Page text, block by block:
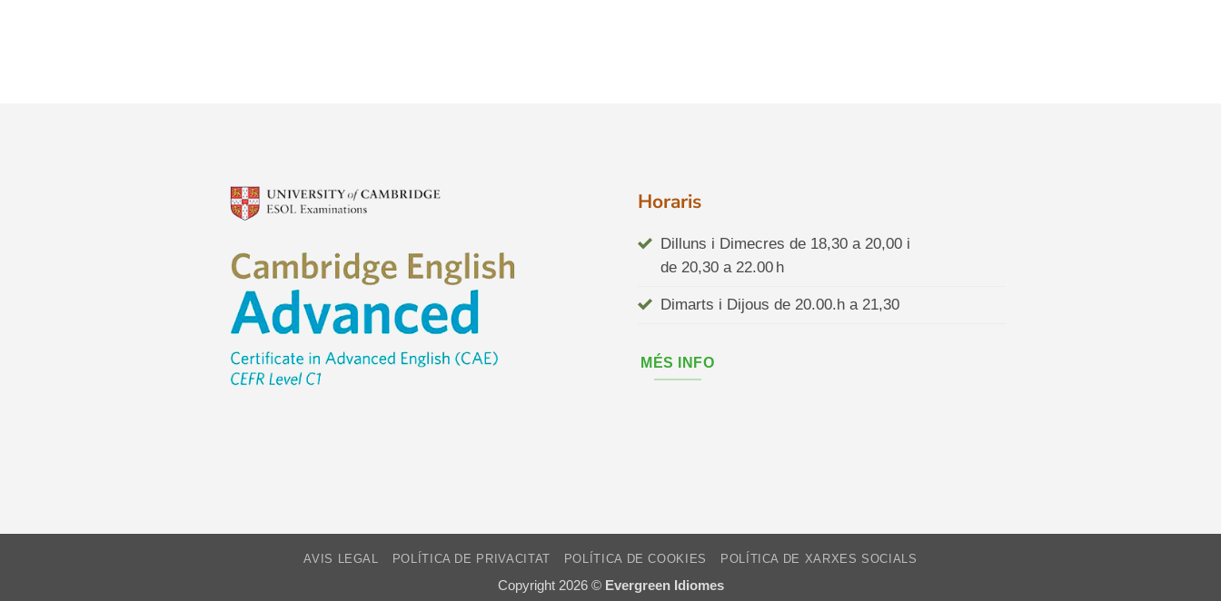
Horaris
Dilluns i Dimecres de 18,30 a 20,00 i
de 20,30 a 22.00 h
Dimarts i Dijous de 20.00.h a 21,30
MÉS INFO
AVIS LEGAL POLÍTICA DE PRIVACITAT POLÍTICA DE COOKIES POLÍTICA DE XARXES SOCIALS
Copyright 2026 © Evergreen Idiomes